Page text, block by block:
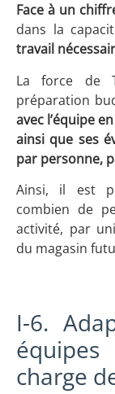
Face à un
dans la
travail
La force de
préparation
avec l’équipe
ainsi que ses
par personne,
Ainsi, il est
combien de
activité, par
du magasin
I-6.
charge